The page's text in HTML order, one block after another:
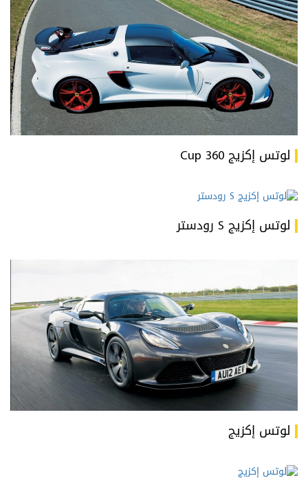
لوتس إكزيج 360 Cup
لوتس إكزيج S رودستر
لوتس إكزيج